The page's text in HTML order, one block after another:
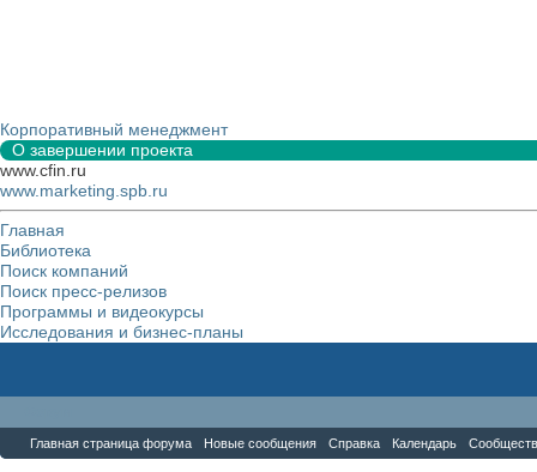
Корпоративный менеджмент
О завершении проекта
www.cfin.ru
www.marketing.spb.ru
Главная
Библиотека
Поиск компаний
Поиск пресс-релизов
Программы и видеокурсы
Исследования и бизнес-планы
Главная страница форума Новые сообщения Справка Календарь